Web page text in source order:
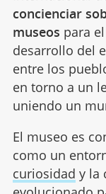
concienciar
museos para
desarrollo del
entre los
en torno a un
uniendo un
El museo es
como un
curiosidad y la